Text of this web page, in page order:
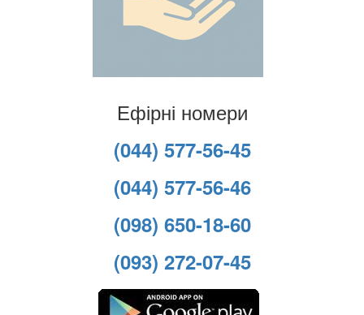
Ефірні номери
(044) 577-56-45
(044) 577-56-46
(098) 650-18-60
(093) 272-07-45